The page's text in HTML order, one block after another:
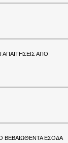
ΑΠΑΙΤΗΣΕΙΣ ΑΠΟ
ΒΕΒΑΙΩΘΕΝΤΑ ΕΣΟΔΑ